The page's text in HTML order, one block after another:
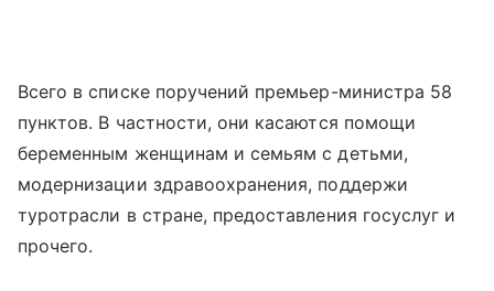
Всего в списке поручений премьер-министра 58
пунктов. В частности, они касаются помощи
беременным женщинам и семьям с детьми,
модернизации здравоохранения, поддержи
туротрасли в стране, предоставления госуслуг и
прочего.